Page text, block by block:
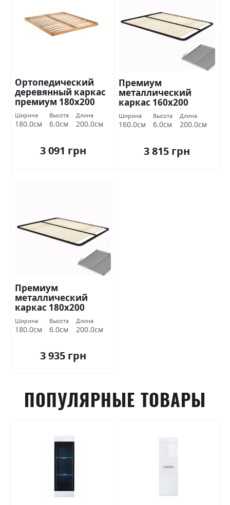
Ортопедический
деревянный каркас
премиум 180х200
Миромарк
Ширина
180.0см
Высота
6.0см
Длина
200.0см
3 091 грн
Премиум
металлический
каркас 160х200
Миромарк
Ширина
160.0см
Высота
6.0см
Длина
200.0см
3 815 грн
Премиум
металлический
каркас 180х200
Миромарк
Ширина
180.0см
Высота
6.0см
Длина
200.0см
3 935 грн
ПОПУЛЯРНЫЕ ТОВАРЫ